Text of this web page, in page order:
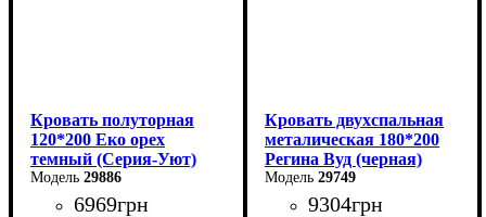
Кровать полуторная
120*200 Еко орех
темный (Серия-Уют)
29886
6969грн
Кровать двухспальная
металическая 180*200
Регина Вуд (черная)
29749
9304грн